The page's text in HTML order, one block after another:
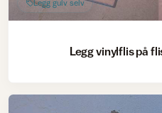
Legg gulv selv
Legg vinylflis på